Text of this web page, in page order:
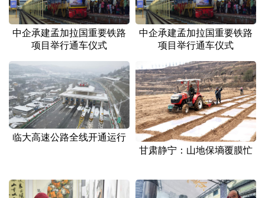
多语种频道
English Español Français عربى
日本語 한국어
Deutsch Português
中企承建孟加拉国重要铁路
项目举行通车仪式
中企承建孟加拉国重要铁路
项目举行通车仪式
临大高速公路全线开通运行
甘肃静宁：山地保墒覆膜忙